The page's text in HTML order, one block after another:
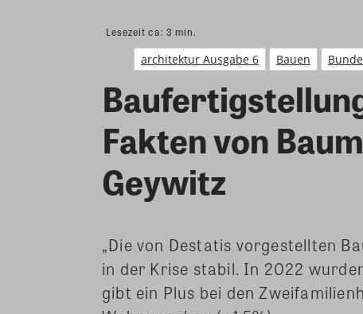
Lesezeit ca: 3 min.
architektur Ausgabe 6 Bauen
Fakten von
Geywitz
„Die von Destatis vorgestellten
in der Krise stabil. In 2022
gibt ein Plus bei den